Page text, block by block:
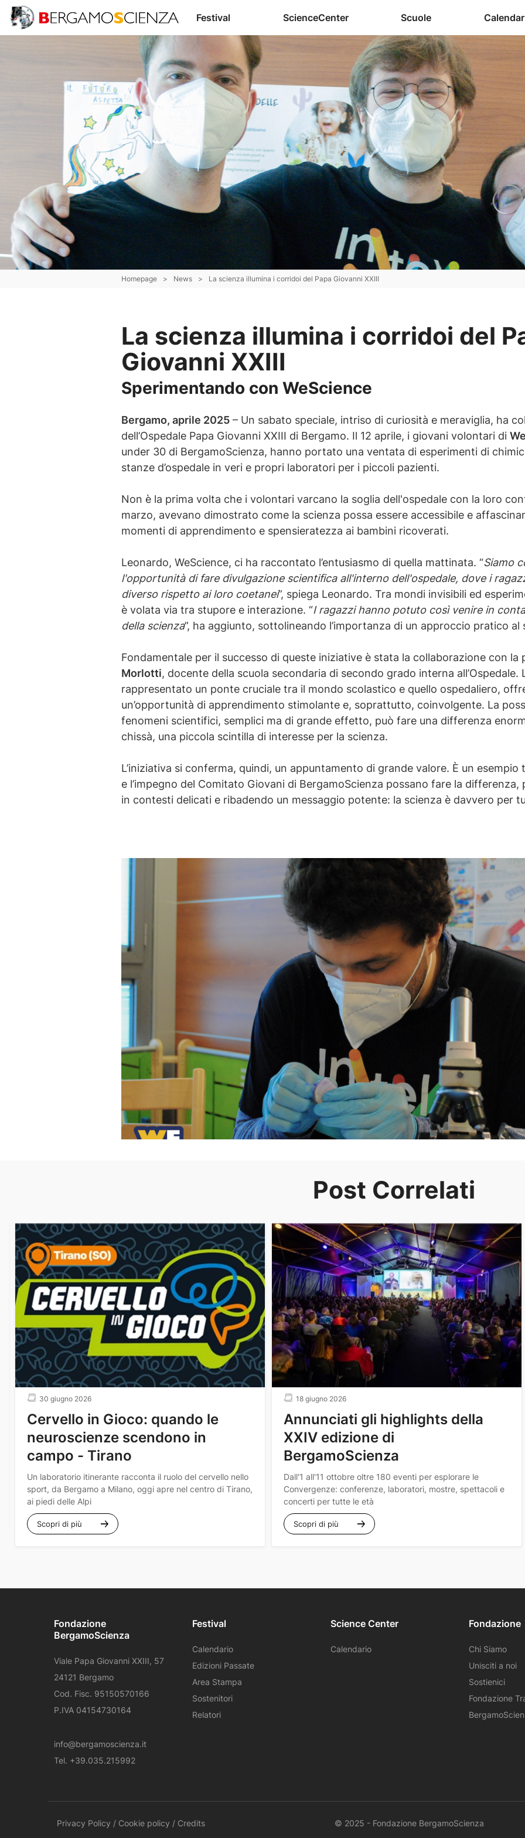
Festival ScienceCenter Scuole
Stampa
Sostenitori
Sostienici
BergamoScienza
Accedi /
Registrati
Homepage > News > La scienza illumina i corridoi del Papa Giovanni XXIII
La scienza illumina i corridoi del
Giovanni XXIII
Sperimentando con WeScience
Bergamo, aprile 2025– Un sabato speciale, intriso di curiosità e meraviglia, ha
dell’Ospedale Papa Giovanni XXIII di Bergamo. Il 12 aprile, i giovani volontari di
under 30 di BergamoScienza, hanno portato una ventata di esperimenti di
stanze d’ospedale in veri e propri laboratori per i piccoli pazienti.
Non è la prima volta che i volontari varcano la soglia dell'ospedale con la loro
marzo, avevano dimostrato come la scienza possa essere accessibile e
momenti di apprendimento e spensieratezza ai bambini ricoverati.
Leonardo, WeScience, ci ha raccontato l’entusiasmo di quella mattinata. “Siamo
l'opportunità di fare divulgazione scientifica all'interno dell'ospedale, dove i
diverso rispetto ai loro coetanei”, spiega Leonardo. Tra mondi invisibili ed
è volata via tra stupore e interazione. “I ragazzi hanno potuto così venire in
della scienza”, ha aggiunto, sottolineando l’importanza di un approccio pratico al
Fondamentale per il successo di queste iniziative è stata la collaborazione con
Morlotti, docente della scuola secondaria di secondo grado interna all’Ospedale.
rappresentato un ponte cruciale tra il mondo scolastico e quello ospedaliero,
un’opportunità di apprendimento stimolante e, soprattutto, coinvolgente. La
fenomeni scientifici, semplici ma di grande effetto, può fare una differenza
chissà, una piccola scintilla di interesse per la scienza.
L’iniziativa si conferma, quindi, un appuntamento di grande valore. È un esempio
e l’impegno del Comitato Giovani di BergamoScienza possano fare la
in contesti delicati e ribadendo un messaggio potente: la scienza è davvero per
Post Correlati
30 giugno 2026
Cervello in Gioco: quando le
neuroscienze scendono in
campo - Tirano
Un laboratorio itinerante racconta il ruolo del cervello nello
sport, da Bergamo a Milano, oggi apre nel centro di Tirano,
ai piedi delle Alpi
Scopri di più
18 giugno 2026
Annunciati gli highlights della
XXIV edizione di
BergamoScienza
Dall'1 all'11 ottobre oltre 180 eventi per esplorare le
Convergenze: conferenze, laboratori, mostre, spettacoli e
concerti per tutte le età
Scopri di più
Fondazione
BergamoScienza
Viale Papa Giovanni XXIII, 57
24121 Bergamo
Cod. Fisc. 95150570166
P.IVA 04154730164
info@bergamoscienza.it
Tel. +39.035.215992
Festival
Calendario
Edizioni Passate
Area Stampa
Sostenitori
Relatori
Science Center
Calendario
Fondazione
Chi Siamo
Unisciti a noi
Sostienici
Fondazione
Privacy Policy / Cookie policy / Credits © 2025 - Fondazione BergamoScienza